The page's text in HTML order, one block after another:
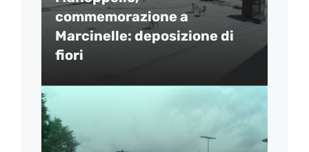
commemorazione a
Marcinelle: deposizione di
fiori